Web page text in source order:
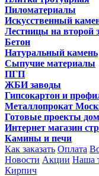
Пиломатериалы
Искусственный
Лестницы на второй
Бетон
Натуральный камень
Сыпучие материалы
ПГП
ЖБИ заводы
Гипсокартон и
Металлопрокат
Готовые проекты
Интернет магазин
Камины и печи
Как заказать Оплата
Новости Акции Наша
Кирпич